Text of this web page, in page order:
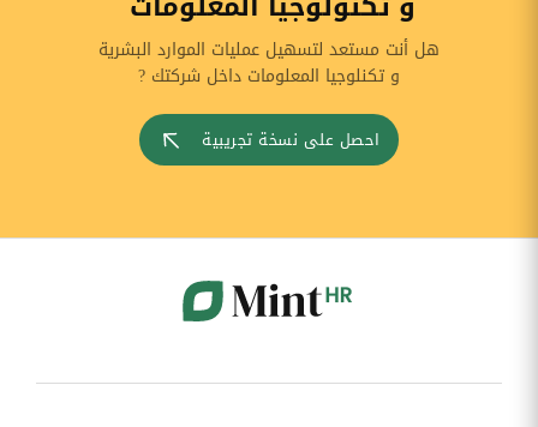
هل أنت مستعد لتسهيل عمليات الموارد البشرية
و تكنلوجيا المعلومات داخل شركتك ?
احصل على نسخة تجريبية